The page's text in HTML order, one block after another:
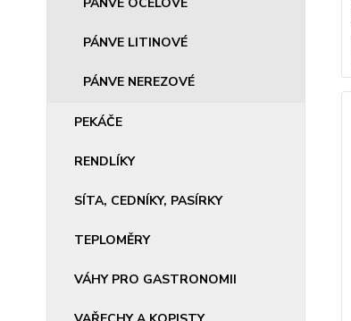
PÁNVE LITINOVÉ
PÁNVE NEREZOVÉ
PEKÁČE
RENDLÍKY
SÍTA, CEDNÍKY, PASÍRKY
TEPLOMĚRY
VÁHY PRO GASTRONOMII